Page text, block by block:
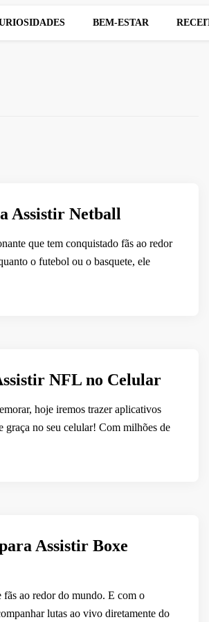
BEM-ESTAR
Assistir Netball
que tem conquistado fãs ao redor
o futebol ou o basquete, ele
NFL no Celular
hoje iremos trazer aplicativos
graça no seu celular! Com milhões de
Assistir Boxe
fãs ao redor do mundo. E com o
lutas ao vivo diretamente do